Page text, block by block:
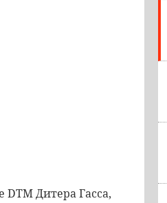
DTMДитераГасса,